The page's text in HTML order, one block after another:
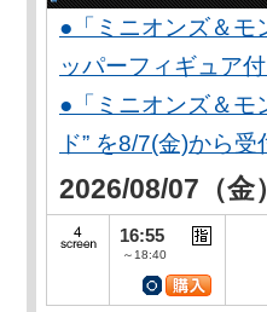
●「ミニオンズ＆モ
ッパーフィギュア
●「ミニオンズ＆
ド” を8/7(金)から受
2026/08/07（金
16:55
～18:40